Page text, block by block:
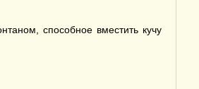
способное вместить кучу